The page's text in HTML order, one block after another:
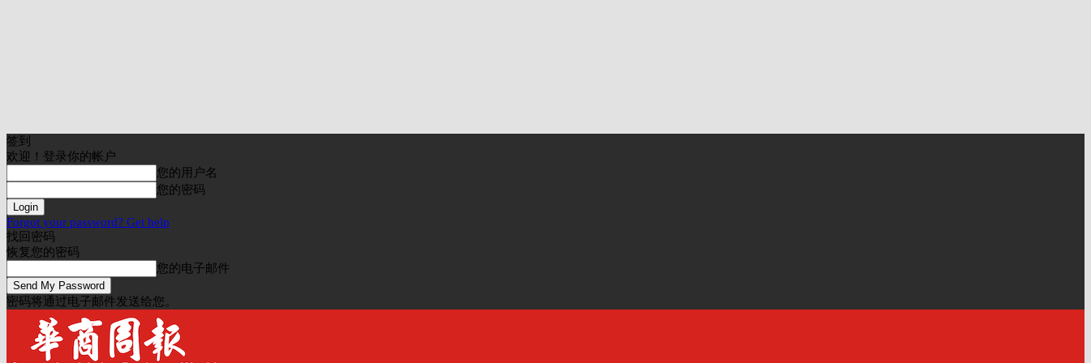
签到
欢迎！登录你的帐户
您的用户名
您的密码
Forgot your password? Get help
找回密码
恢复您的密码
您的电子邮件
密码将通过电子邮件发送给您。